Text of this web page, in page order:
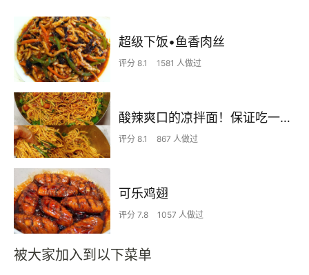
超级下饭•鱼香肉丝
评分 8.1 1581 人做过
酸辣爽口的凉拌面！保证吃一次就上瘾
评分 8.1 867 人做过
可乐鸡翅
评分 7.8 1057 人做过
被大家加入到以下菜单